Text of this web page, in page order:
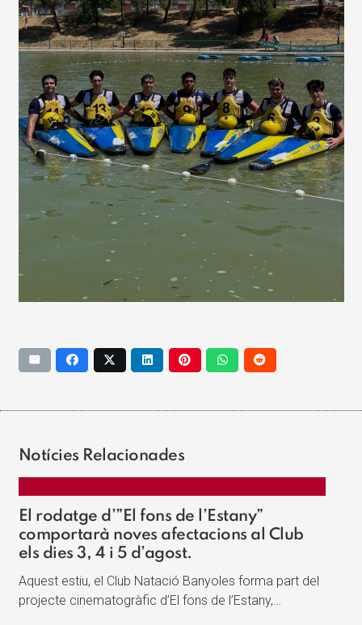
Notícies Relacionades
El rodatge d’”El fons de l’Estany”
comportarà noves afectacions al Club
els dies 3, 4 i 5 d’agost.
Aquest estiu, el Club Natació Banyoles forma part del
projecte cinematogràfic d’El fons de l’Estany,…